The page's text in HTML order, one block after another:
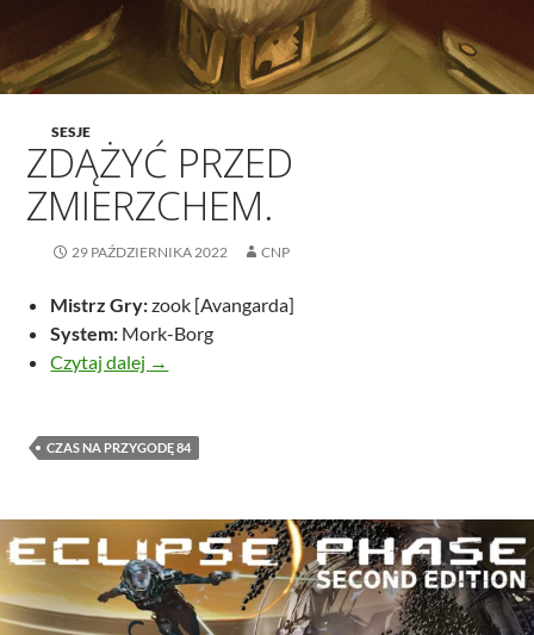
SESJE
ZDĄŻYĆ PRZED
ZMIERZCHEM.
29 PAŹDZIERNIKA 2022 CNP
Mistrz Gry:zook [Avangarda]
System: Mork-Borg
Czytaj dalej
Zdążyć przed zmierzchem.
→
CZAS NA PRZYGODĘ 84